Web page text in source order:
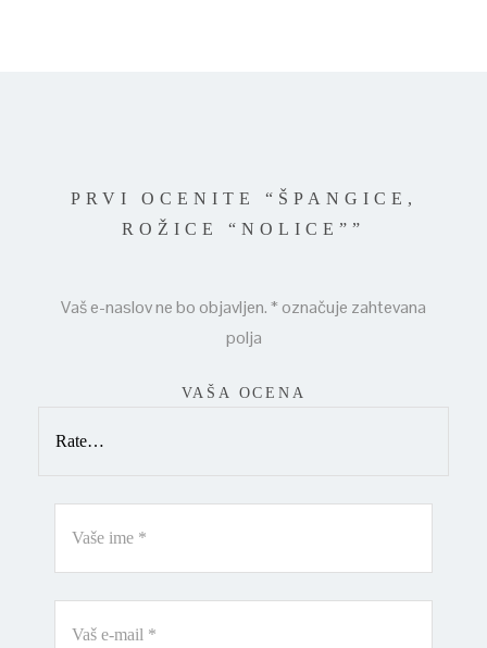
PRVI OCENITE “ŠPANGICE,
ROŽICE “NOLICE””
Vaš e-naslov ne bo objavljen.* označuje zahtevana
polja
VAŠA OCENA